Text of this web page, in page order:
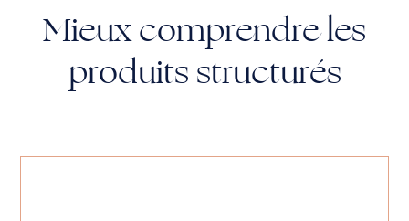
Mieux comprendre les
produits structurés